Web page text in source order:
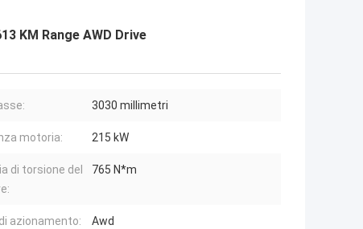
KM Range AWD Drive
3030 millimetri
motoria: 215 kW
di torsione del
765 N*m
azionamento: Awd